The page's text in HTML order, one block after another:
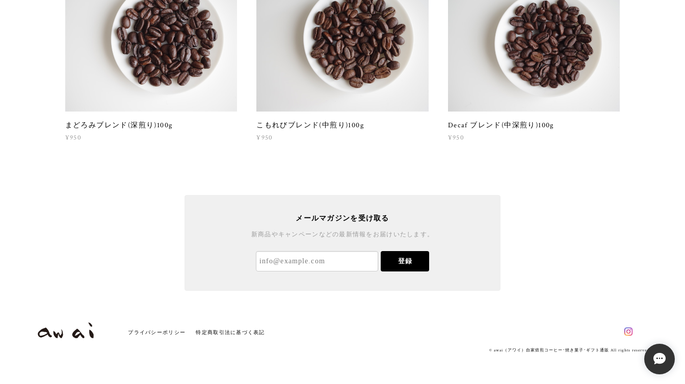
まどろみブレンド(深煎り)100g
¥950
こもれびブレンド(中煎り)100g
¥950
Decaf ブレンド(中深煎り)100g
¥950
メールマガジンを受け取る
新商品やキャンペーンなどの最新情報をお届けいたします。
登録
プライバシーポリシー 特定商取引法に基づく表記
© awai（アワイ）自家焙煎コーヒー･焼き菓子･ギフト通販 All rights reserved.